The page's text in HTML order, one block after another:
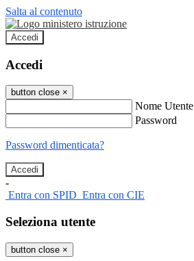
Salta al contenuto
Accedi
Accedi
button close ×
Nome Utente
Password
Password dimenticata?
-
Entra con SPID Entra con CIE
Seleziona utente
button close ×